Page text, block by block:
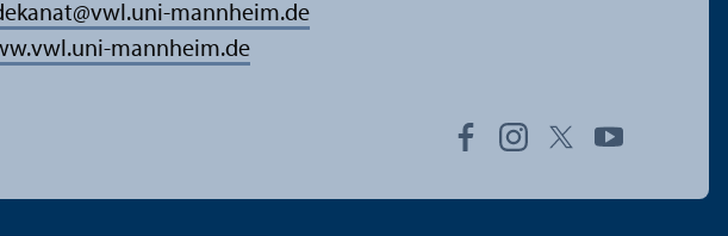
@vwl.uni-mannheim.de
mannheim.de